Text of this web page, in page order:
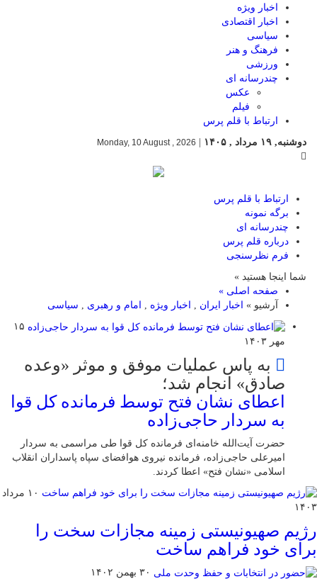
اخبار ویژه
اخبار اقتصادی
سیاسی
فرهنگ و هنر
ورزشی
چندرسانه ای
عکس
فیلم
ارتباط با قلم پرس
دوشنبه, ۱۹ مرداد , ۱۴۰۵
Monday, 10 August , 2026
ارتباط با قلم پرس
برگه نمونه
چندرسانه ای
درباره قلم پرس
فرم نظرسنجی
شما اینجا هستید »
صفحه اصلی »
آرشیو » اخبار ایران اخبار ویژه امام و رهبری
سیاسی
۱۵
مهر ۱۴۰۳
به پاس عملیات موفق و موثر «وعده
صادق» انجام شد؛
اعطای نشان فتح توسط فرمانده کل قوا
به سردار حاجی‌زاده
حضرت آیت‌الله خامنه‌ای فرمانده کل قوا طی مراسمی به سردار
امیرعلی حاجی‌زاده، فرمانده نیروی هوافضای سپاه پاسداران انقلاب
اسلامی «نشان فتح» اعطا کردند.
۱۰ مرداد
۱۴۰۳
رژیم صهیونیستی زمینه مجازات سخت را
برای خود فراهم ساخت
۳۰ بهمن ۱۴۰۲